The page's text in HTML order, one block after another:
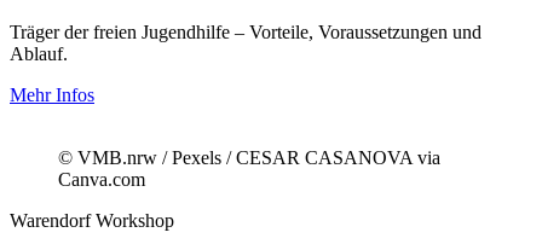
Träger der freien Jugendhilfe – Vorteile, Voraussetzungen und
Ablauf.
Mehr Infos
© VMB.nrw / Pexels / CESAR CASANOVA via
Canva.com
Warendorf Workshop